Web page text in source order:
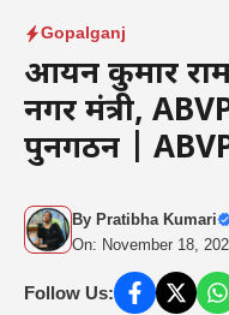
Gopalganj
आर्यन कुमार
नगर मंत्री,
पुनर्गठन |
By Pratibha Kumari
On: November 18,
Follow Us: